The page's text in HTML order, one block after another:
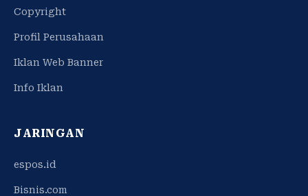
Copyright
Profil Perusahaan
Iklan Web Banner
Info Iklan
JARINGAN
espos.id
Bisnis.com